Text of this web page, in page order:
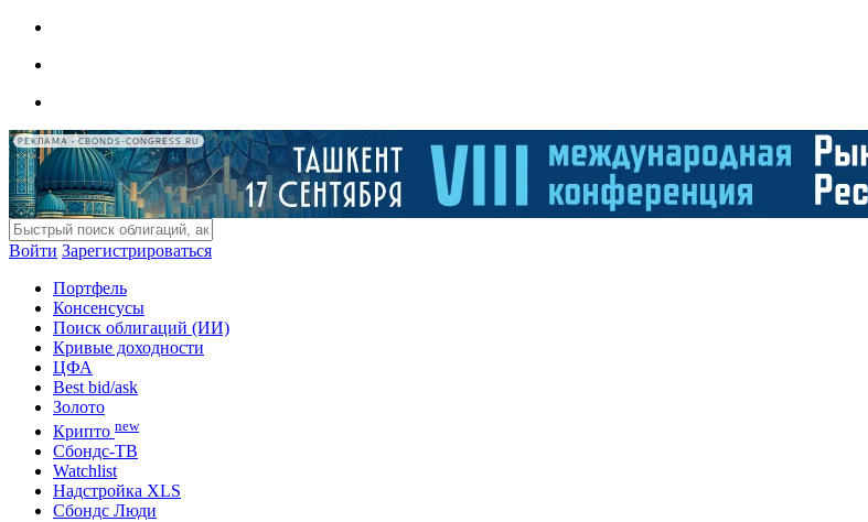
РЕКЛАМА • CBONDS-CONGRESS.RU
Войти Зарегистрироваться
Портфель
Консенсусы
Поиск облигаций (ИИ)
Кривые доходности
ЦФА
Best bid/ask
Золото
Крипто new
Сбондс-ТВ
Watchlist
Надстройка XLS
Сбондс Люди